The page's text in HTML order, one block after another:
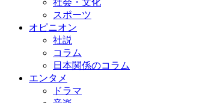
社会・文化
スポーツ
オピニオン
社説
コラム
日本関係のコラム
エンタメ
ドラマ